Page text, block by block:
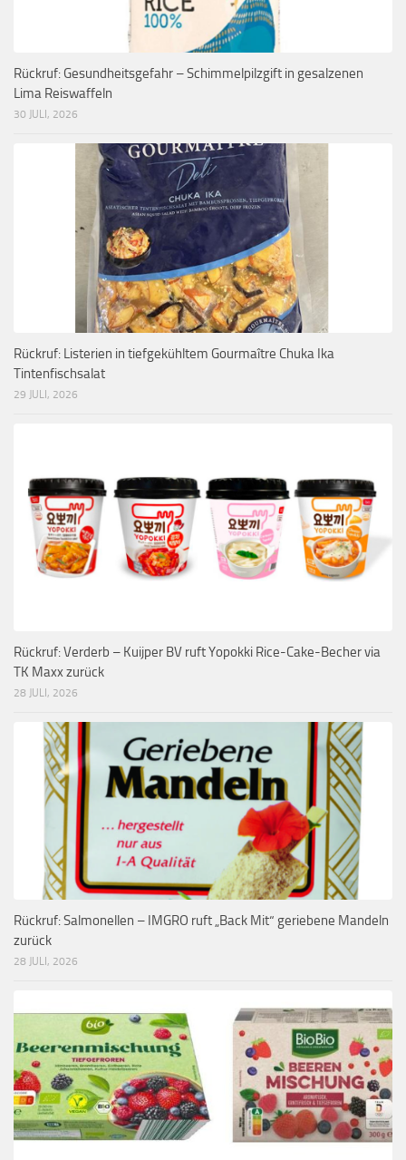
Rückruf: Gesundheitsgefahr – Schimmelpilzgift in gesalzenen
Lima Reiswaffeln
30 JULI, 2026
Rückruf: Listerien in tiefgekühltem Gourmaître Chuka Ika
Tintenfischsalat
29 JULI, 2026
Rückruf: Verderb – Kuijper BV ruft Yopokki Rice-Cake-Becher via
TK Maxx zurück
28 JULI, 2026
Rückruf: Salmonellen – IMGRO ruft „Back Mit“ geriebene Mandeln
zurück
28 JULI, 2026